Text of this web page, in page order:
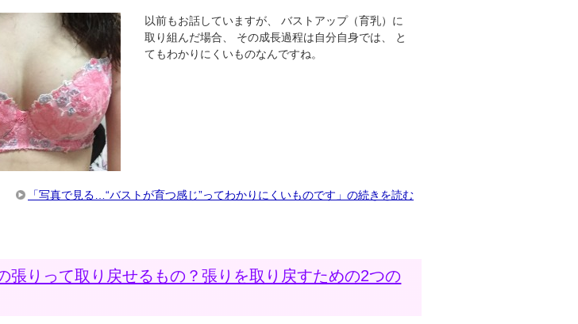
以前もお話していますが、 バストアップ（育乳）に
取り組んだ場合、 その成長過程は自分自身では、 と
てもわかりにくいものなんですね。
「写真で見る…“バストが育つ感じ”ってわかりにくいものです」の続きを読む
張りって取り戻せるもの？張りを取り戻すための2つの